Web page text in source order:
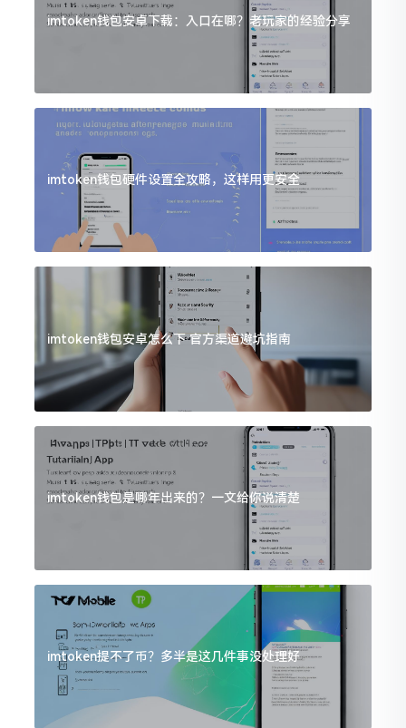
imtoken钱包安卓下载：入口在哪？老玩家的经验分享
imtoken钱包硬件设置全攻略，这样用更安全
imtoken钱包安卓怎么下 官方渠道避坑指南
imtoken钱包是哪年出来的？一文给你说清楚
imtoken提不了币？多半是这几件事没处理好